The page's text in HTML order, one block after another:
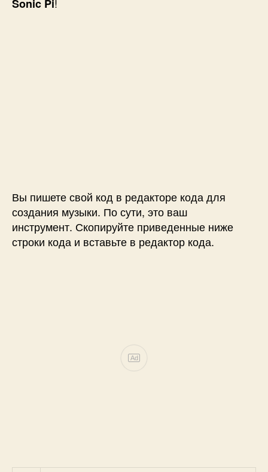
Sonic Pi!
Вы пишете свой код в редакторе кода для
создания музыки. По сути, это ваш
инструмент. Скопируйте приведенные ниже
строки кода и вставьте в редактор кода.
Ad